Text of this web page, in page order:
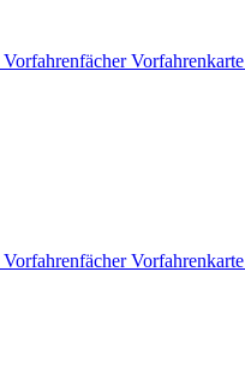
VorfahrenfächerVorfahrenkarte
VorfahrenfächerVorfahrenkarte